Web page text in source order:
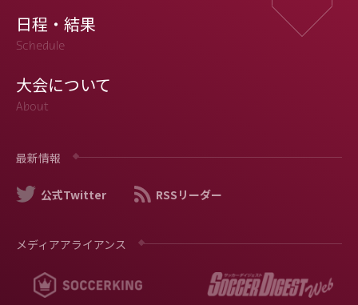
日程・結果
Schedule
大会について
About
最新情報
公式Twitter RSSリーダー
メディアアライアンス